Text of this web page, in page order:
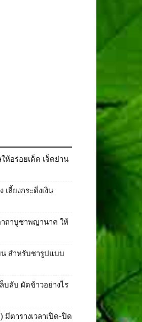
ห้อร่อยเด็ด เจ็ดย่าน
เลี้ยงกระดิ่งเงิน
ถาบูชาพญานาค ให้
น สำหรับชารูปแบบ
บลับ ผัดข้าวอย่างไร
มีตารางเวลาเปิด-ปิด